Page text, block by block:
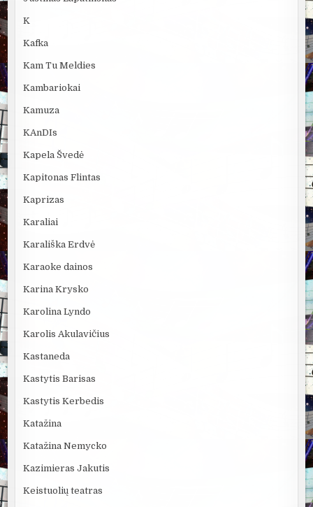
K
Kafka
Kam Tu Meldies
Kambariokai
Kamuza
KAnDIs
Kapela Švedė
Kapitonas Flintas
Kaprizas
Karaliai
Karališka Erdvė
Karaoke dainos
Karina Krysko
Karolina Lyndo
Karolis Akulavičius
Kastaneda
Kastytis Barisas
Kastytis Kerbedis
Katažina
Katažina Nemycko
Kazimieras Jakutis
Keistuolių teatras